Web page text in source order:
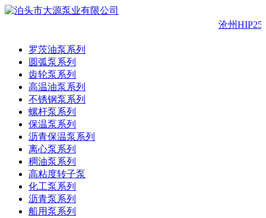
沧州HIP25
罗茨油泵系列
圆弧泵系列
齿轮泵系列
高温油泵系列
不锈钢泵系列
螺杆泵系列
保温泵系列
沥青保温泵系列
离心泵系列
稠油泵系列
高粘度转子泵
化工泵系列
沥青泵系列
船用泵系列